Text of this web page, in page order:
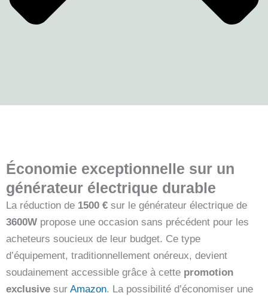
Économie exceptionnelle sur un
générateur électrique durable
La réduction de 1500 € sur le générateur électrique de
3600W propose une occasion sans précédent pour les
acheteurs soucieux de leur budget. Ce type
d’équipement, traditionnellement onéreux, devient
soudainement accessible grâce à cette promotion
exclusive sur Amazon. La possibilité d’économiser une